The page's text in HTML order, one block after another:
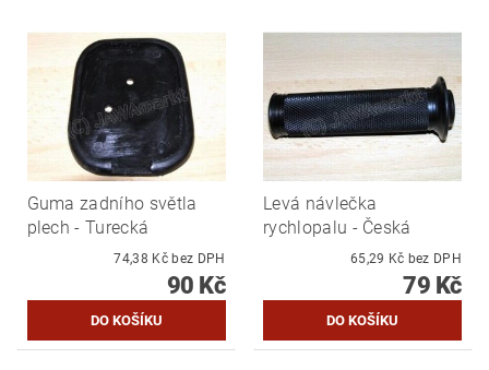
Guma zadního světla
plech - Turecká
74,38 Kč bez DPH
90 Kč
Levá návlečka
rychlopalu - Česká
65,29 Kč bez DPH
79 Kč